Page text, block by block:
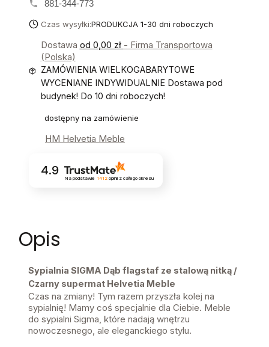
881-344-773
Czas wysyłki:PRODUKCJA 1-30 dni roboczych
Dostawa od 0,00 zł - Firma Transportowa
(Polska)
ZAMÓWIENIA WIELKOGABARYTOWE
WYCENIANE INDYWIDUALNIE Dostawa pod
budynek! Do 10 dni roboczych!
dostępny na zamówienie
HM Helvetia Meble
4.9
Na podstawie 1412opinii z całego okresu
Opis
Sypialnia SIGMA Dąb flagstaf ze stalową nitką /
Czarny supermat Helvetia Meble
Czas na zmiany! Tym razem przyszła kolej na
sypialnię! Mamy coś specjalnie dla Ciebie. Meble
do sypialni Sigma, które nadają wnętrzu
nowoczesnego, ale eleganckiego stylu.